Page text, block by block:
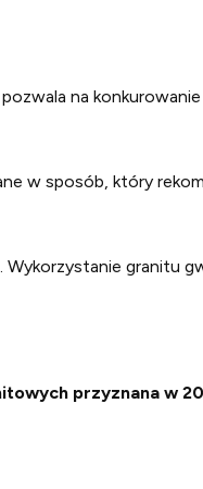
na
w sposób, który
granitu
przyznana w